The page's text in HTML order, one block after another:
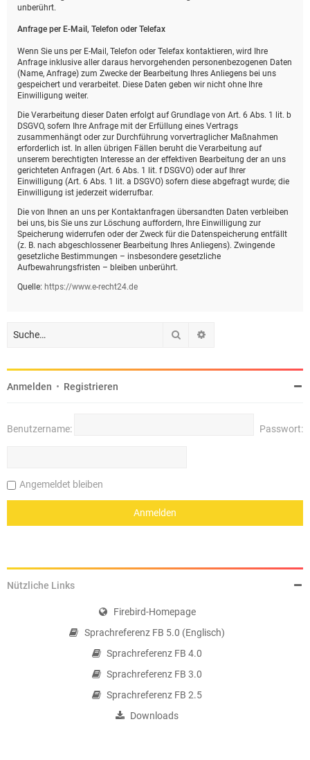
unberührt.
Anfrage per E-Mail, Telefon oder Telefax
Wenn Sie uns per E-Mail, Telefon oder Telefax kontaktieren, wird Ihre
Anfrage inklusive aller daraus hervorgehenden personenbezogenen Daten
(Name, Anfrage) zum Zwecke der Bearbeitung Ihres Anliegens bei uns
gespeichert und verarbeitet. Diese Daten geben wir nicht ohne Ihre
Einwilligung weiter.
Die Verarbeitung dieser Daten erfolgt auf Grundlage von Art. 6 Abs. 1 lit. b
DSGVO, sofern Ihre Anfrage mit der Erfüllung eines Vertrags
zusammenhängt oder zur Durchführung vorvertraglicher Maßnahmen
erforderlich ist. In allen übrigen Fällen beruht die Verarbeitung auf
unserem berechtigten Interesse an der effektiven Bearbeitung der an uns
gerichteten Anfragen (Art. 6 Abs. 1 lit. f DSGVO) oder auf Ihrer
Einwilligung (Art. 6 Abs. 1 lit. a DSGVO) sofern diese abgefragt wurde; die
Einwilligung ist jederzeit widerrufbar.
Die von Ihnen an uns per Kontaktanfragen übersandten Daten verbleiben
bei uns, bis Sie uns zur Löschung auffordern, Ihre Einwilligung zur
Speicherung widerrufen oder der Zweck für die Datenspeicherung entfällt
(z. B. nach abgeschlossener Bearbeitung Ihres Anliegens). Zwingende
gesetzliche Bestimmungen – insbesondere gesetzliche
Aufbewahrungsfristen – bleiben unberührt.
Quelle: https://www.e-recht24.de
Suche
Anmelden • Registrieren
Benutzername: Passwort:
Angemeldet bleiben
Nützliche Links
Firebird-Homepage
Sprachreferenz FB 5.0 (Englisch)
Sprachreferenz FB 4.0
Sprachreferenz FB 3.0
Sprachreferenz FB 2.5
Downloads